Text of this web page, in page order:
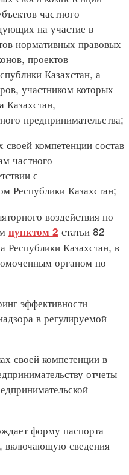
частного
на участие в
нормативных правовых
проектов
Казахстан, а
участником которых
Казахстан,
предпринимательства;
компетенции состав
частного
с
Республики Казахстан;
воздействия по
пунктом 2 статьи 82
Республики Казахстан, в
органом по
эффективности
в регулируемой
своей компетенции в
отчеты
форму паспорта
включающую сведения